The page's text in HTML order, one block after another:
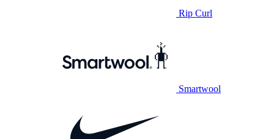
Rip Curl
Smartwool